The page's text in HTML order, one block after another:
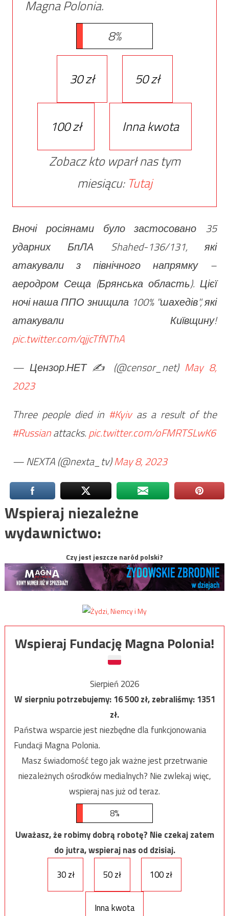
Magna Polonia.
8%
30 zł 50 zł
100 zł
Inna kwota
Zobacz kto wparł nas tym
miesiącu: Tutaj
Вночі росіянами було застосовано 35
ударних БпЛА Shahed-136/131, які
атакували з північного напрямку –
аеродром Сеща (Брянська область). Цієї
ночі наша ППО знищила 100% "шахедів", які
атакували Київщину!
pic.twitter.com/qjjcTfNThA
— Цензор.НЕТ ✍️ (@censor_net) May 8,
2023
Three people died in #Kyivas a result of the
#Russianattacks.pic.twitter.com/oFMRTSLwK6
— NEXTA (@nexta_tv)May 8, 2023
Wspieraj niezależne
wydawnictwo:
Czy jest jeszcze naród polski?
Wspieraj Fundację Magna Polonia!
Sierpień 2026
W sierpniu potrzebujemy:16 500zł, zebraliśmy:1351
zł.
Państwa wsparcie jest niezbędne dla funkcjonowania
Fundacji Magna Polonia.
Masz świadomość tego jak ważne jest przetrwanie
niezależnych ośrodków medialnych? Nie zwlekaj więc,
wspieraj nas już od teraz.
8%
Uważasz, że robimy dobrą robotę? Nie czekaj zatem
do jutra, wspieraj nas od dzisiaj.
30 zł
50 zł 100 zł
Inna kwota